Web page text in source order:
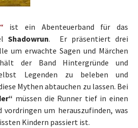
ist ein Abenteuerband für das
Shadowrun. Er präsentiert drei
um erwachte Sagen und Märchen
der Band Hintergründe und
Legenden zu beleben und
Mythen abtauchen zu lassen. Bei
müssen die Runner tief in einen
vordringen um herauszufinden, was
Kindern passiert ist.